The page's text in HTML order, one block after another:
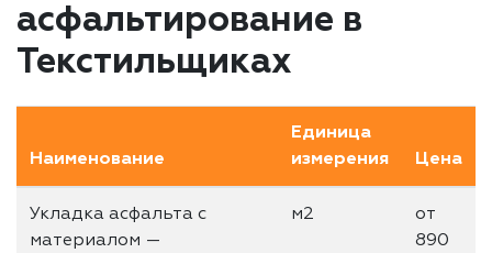
асфальтирование в
Текстильщиках
Наименование
Единица
измерения
Цена
Укладка асфальта с
материалом —
м2
от
890